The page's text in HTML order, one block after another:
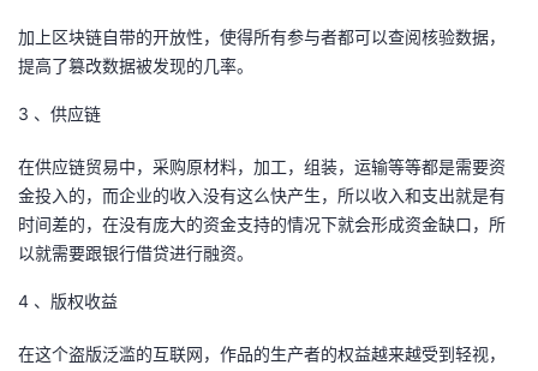
注
开
学
堂
的
我
持
我
加上区块链自带的开放性，使得所有参与者都可以查阅核验数据，
提高了篡改数据被发现的几率。
3 、供应链
在供应链贸易中，采购原材料，加工，组装，运输等等都是需要资
金投入的，而企业的收入没有这么快产生，所以收入和支出就是有
时间差的，在没有庞大的资金支持的情况下就会形成资金缺口，所
以就需要跟银行借贷进行融资。
4 、版权收益
在这个盗版泛滥的互联网，作品的生产者的权益越来越受到轻视，